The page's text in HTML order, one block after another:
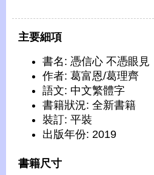
主要細項
書名: 憑信心 不憑眼見
作者: 葛富恩/葛理齊
語文: 中文繁體字
書籍狀況: 全新書籍
裝訂: 平裝
出版年份: 2019
書籍尺寸